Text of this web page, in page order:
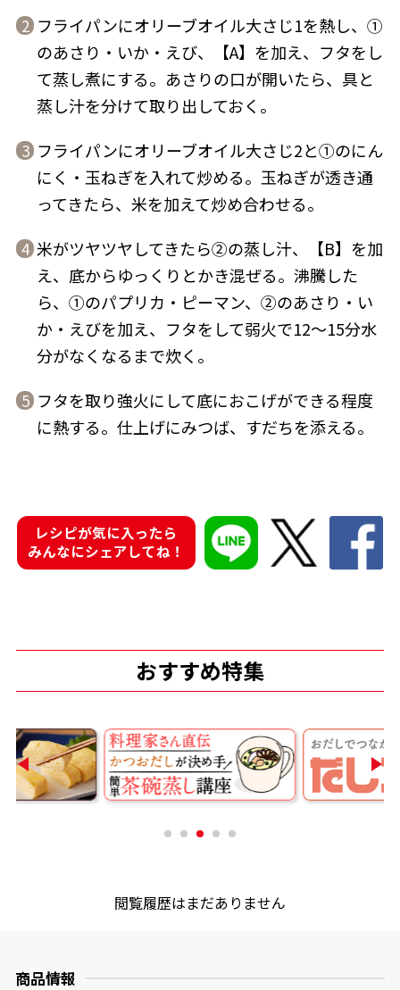
だし粉
商品情報一覧
おすすめサイト
新鮮一番
氷熟®︎
だしパック
2 フライパンにオリーブオイル大さじ1を熱し、①
のあさり・いか・えび、【A】を加え、フタをし
て蒸し煮にする。あさりの口が開いたら、具と
蒸し汁を分けて取り出しておく。
3 フライパンにオリーブオイル大さじ2と①のにん
にく・玉ねぎを入れて炒める。玉ねぎが透き通
ってきたら、米を加えて炒め合わせる。
4 米がツヤツヤしてきたら②の蒸し汁、【B】を加
え、底からゆっくりとかき混ぜる。沸騰した
ら、①のパプリカ・ピーマン、②のあさり・い
か・えびを加え、フタをして弱火で12〜15分水
分がなくなるまで炊く。
5 フタを取り強火にして底におこげができる程度
に熱する。仕上げにみつば、すだちを添える。
レシピが気に入ったら
みんなにシェアしてね！
おすすめ特集
閲覧履歴はまだありません
商品情報